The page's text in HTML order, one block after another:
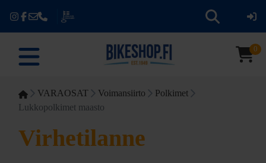
0
VARAOSAT Voimansiirto
Polkimet
Lukkopolkimet maasto
Virhetilanne